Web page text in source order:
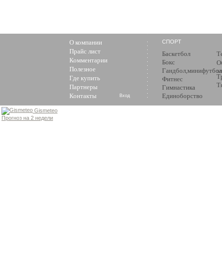
О компании
Прайс лист
Комментарии
Полезное
Где купить
Партнеры
Контакты
СПОРТ
Баскетбол
Бокс
Гандбол,минифутбол
Фитнес
Гимнастика
Единоборство
Вход
Gismeteo
Прогноз на 2 недели